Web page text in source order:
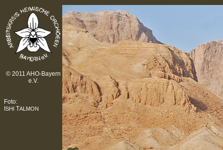
© 2011 AHO-Bayern
e.V.
Foto:
SHI TALMON